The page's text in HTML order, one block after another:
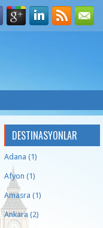
DESTINASYONLAR
Adana (1)
Afyon (1)
Amasra (1)
Ankara (2)